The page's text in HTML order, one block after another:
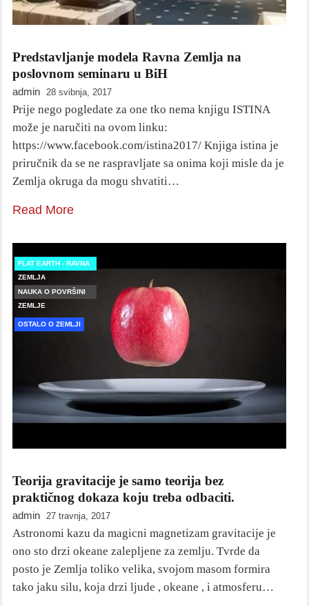
Predstavljanje modela Ravna Zemlja na
poslovnom seminaru u BiH
admin 28 svibnja, 2017
Prije nego pogledate za one tko nema knjigu ISTINA
može je naručiti na ovom linku:
https://www.facebook.com/istina2017/ Knjiga istina je
priručnik da se ne raspravljate sa onima koji misle da je
Zemlja okruga da mogu shvatiti…
Read More
FLAT EARTH - RAVNA
ZEMLJA
NAUKA O POVRŠINI
ZEMLJE
OSTALO O ZEMLJI
Teorija gravitacije je samo teorija bez
praktičnog dokaza koju treba odbaciti.
admin 27 travnja, 2017
Astronomi kazu da magicni magnetizam gravitacije je
ono sto drzi okeane zalepljene za zemlju. Tvrde da
posto je Zemlja toliko velika, svojom masom formira
tako jaku silu, koja drzi ljude , okeane , i atmosferu…